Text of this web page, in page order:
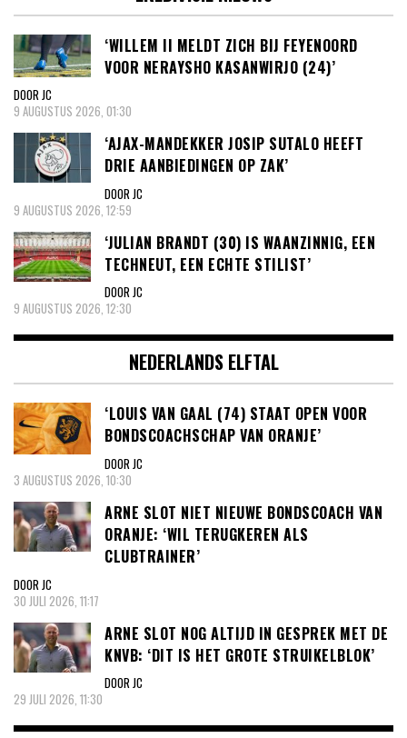
‘WILLEM II MELDT ZICH BIJ FEYENOORD
VOOR NERAYSHO KASANWIRJO (24)’
DOOR JC
9 AUGUSTUS 2026, 01:30
‘AJAX-MANDEKKER JOSIP SUTALO HEEFT
DRIE AANBIEDINGEN OP ZAK’
DOOR JC
9 AUGUSTUS 2026, 12:59
‘JULIAN BRANDT (30) IS WAANZINNIG, EEN
TECHNEUT, EEN ECHTE STILIST’
DOOR JC
9 AUGUSTUS 2026, 12:30
NEDERLANDS ELFTAL
‘LOUIS VAN GAAL (74) STAAT OPEN VOOR
BONDSCOACHSCHAP VAN ORANJE’
DOOR JC
3 AUGUSTUS 2026, 10:30
ARNE SLOT NIET NIEUWE BONDSCOACH VAN
ORANJE: ‘WIL TERUGKEREN ALS
CLUBTRAINER’
DOOR JC
30 JULI 2026, 11:17
ARNE SLOT NOG ALTIJD IN GESPREK MET DE
KNVB: ‘DIT IS HET GROTE STRUIKELBLOK’
DOOR JC
29 JULI 2026, 11:30